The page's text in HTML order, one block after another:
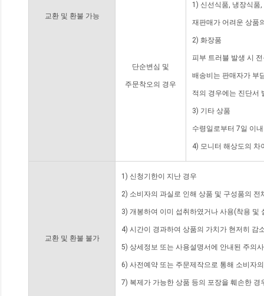
교환 및 환불 가능
단순변심 및
주문착오의 경우
1) 신선식품, 냉장식품
재판매가 어려운 상품
2) 화장품
피부 트러블 발생 시
배송비는 판매자가 부
적의 경우에는 진단서
3) 기타 상품
수령일로부터 7일 이
4) 모니터 해상도의 차
교환 및 환불 불가
1) 신청기한이 지난 경우
2) 소비자의 과실로 인해 상품 및 구성품의
3) 개봉하여 이미 섭취하였거나 사용(착용 및
4) 시간이 경과하여 상품의 가치가 현저히 감
5) 상세정보 또는 사용설명서에 안내된 주의
6) 사전예약 또는 주문제작으로 통해 소비자
7) 복제가 가능한 상품 등의 포장을 훼손한 경